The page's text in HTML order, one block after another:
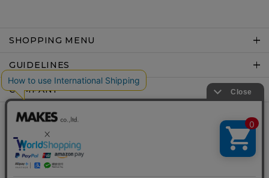
SHOPPING MENU
GUIDELINES
COMPANY